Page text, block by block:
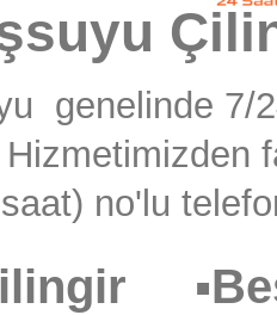
genelinde 7/
no'lu